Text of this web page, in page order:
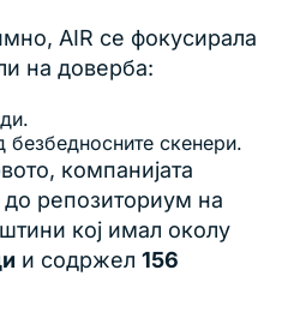
AIR се фокусирала
на доверба:
безбедносните скенери.
компанијата
репозиториум на
кој имал околу
и содржел 156